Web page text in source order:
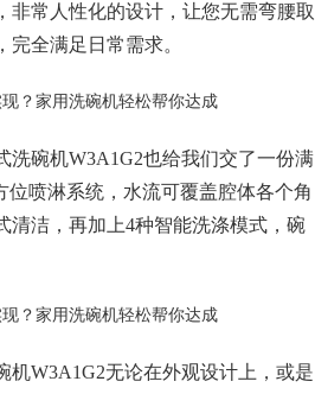
非常人性化的设计，让您无需弯腰取
全满足日常需求。
洗碗机W3A1G2也给我们交了一份满
位喷淋系统，水流可覆盖腔体各个角
清洁，再加上4种智能洗涤模式，碗
机W3A1G2无论在外观设计上，或是